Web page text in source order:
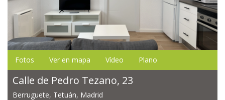
Fotos Ver en mapa Vídeo Plano
Calle de Pedro Tezano, 23
Berruguete, Tetuán, Madrid